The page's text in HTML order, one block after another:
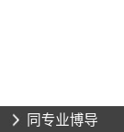
同专业博导